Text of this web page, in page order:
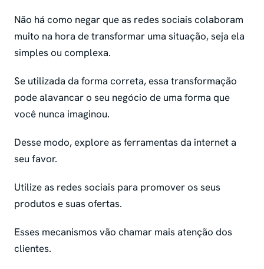
Não há como negar que as redes sociais colaboram
muito na hora de transformar uma situação, seja ela
simples ou complexa.
Se utilizada da forma correta, essa transformação
pode alavancar o seu negócio de uma forma que
você nunca imaginou.
Desse modo, explore as ferramentas da internet a
seu favor.
Utilize as redes sociais para promover os seus
produtos e suas ofertas.
Esses mecanismos vão chamar mais atenção dos
clientes.